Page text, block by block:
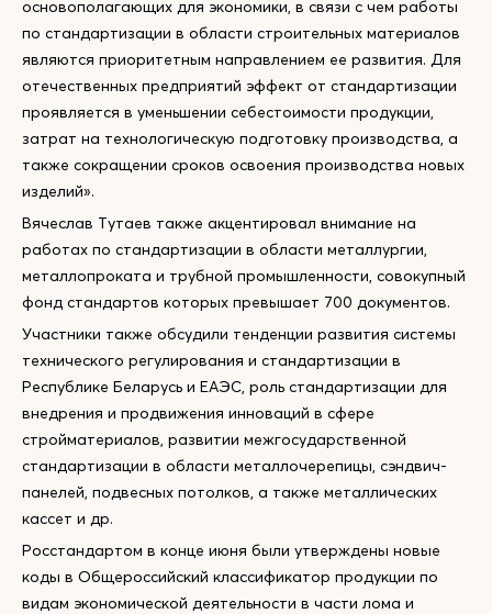
основополагающих для экономики, в связи с чем работы
по стандартизации в области строительных материалов
являются приоритетным направлением ее развития. Для
отечественных предприятий эффект от стандартизации
проявляется в уменьшении себестоимости продукции,
затрат на технологическую подготовку производства, а
также сокращении сроков освоения производства новых
изделий».
Вячеслав Тутаев также акцентировал внимание на
работах по стандартизации в области металлургии,
металлопроката и трубной промышленности, совокупный
фонд стандартов которых превышает 700 документов.
Участники также обсудили тенденции развития системы
технического регулирования и стандартизации в
Республике Беларусь и ЕАЭС, роль стандартизации для
внедрения и продвижения инноваций в сфере
стройматериалов, развитии межгосударственной
стандартизации в области металлочерепицы, сэндвич-
панелей, подвесных потолков, а также металлических
кассет и др.
Росстандартом в конце июня были утверждены новые
коды в Общероссийский классификатор продукции по
видам экономической деятельности в части лома и